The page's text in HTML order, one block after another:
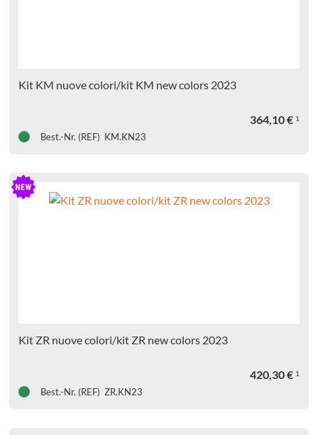
Kit KM nuove colori/kit KM new colors 2023
364,10€ 1
Best.-Nr. (REF) KM.KN23
Kit ZR nuove colori/kit ZR new colors 2023
420,30€ 1
Best.-Nr. (REF) ZR.KN23